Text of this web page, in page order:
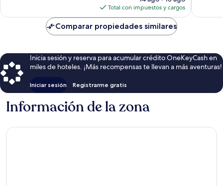
actual
es
de
$11
Total con impuestos y cargos
Comparar propiedades similares
Inicia sesión y reserva para acumular crédito OneKeyCash en
miles de hoteles. ¡Más recompensas te llevan a más aventuras!
Iniciar sesión Registrarme gratis
Información de la zona